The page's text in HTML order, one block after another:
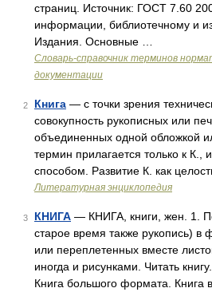
страниц. Источник: ГОСТ 7.60
информации, библиотечному и
Издания. Основные …
Словарь-справочник терминов
документации
2 Книга — с точки зрения
совокупность рукописных или
объединенных одной обложкой
термин прилагается только к
способом. Развитие К. как
Литературная энциклопедия
3 КНИГА — КНИГА, книги, жен. 1.
старое время также рукопись)
или переплетенных вместе
иногда и рисунками. Читать
Книга большого формата. Книга